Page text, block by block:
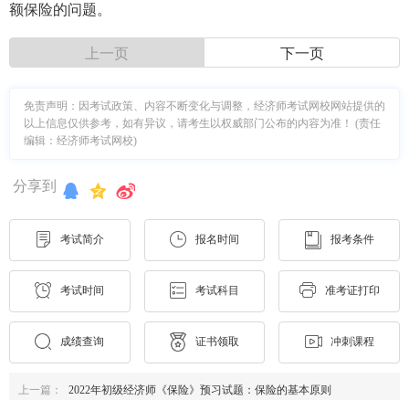
额保险的问题。
上一页 下一页
免责声明：因考试政策、内容不断变化与调整，经济师考试网校网站提供的
以上信息仅供参考，如有异议，请考生以权威部门公布的内容为准！ (责任
编辑：经济师考试网校)
分享到
考试简介 报名时间 报考条件
考试时间 考试科目 准考证打印
成绩查询 证书领取 冲刺课程
上一篇： 2022年初级经济师《保险》预习试题：保险的基本原则